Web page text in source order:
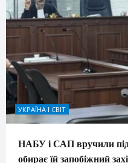
УКРАЇНА І СВІТ
НАБУ і САП вручили
обирає їй запобіжний